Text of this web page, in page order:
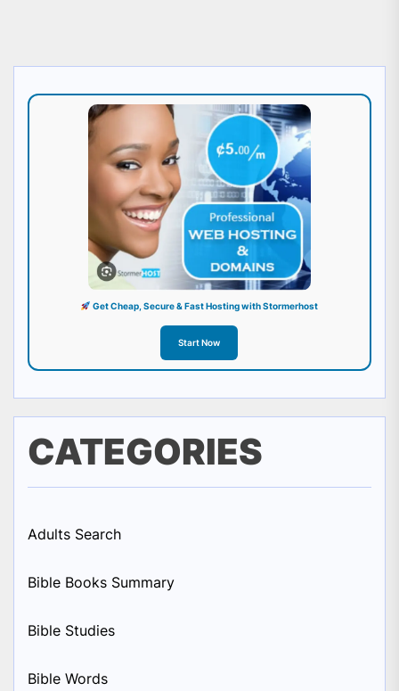
Get Cheap, Secure & Fast Hosting with Stormerhost
Start Now
CATEGORIES
Adults Search
Bible Books Summary
Bible Studies
Bible Words